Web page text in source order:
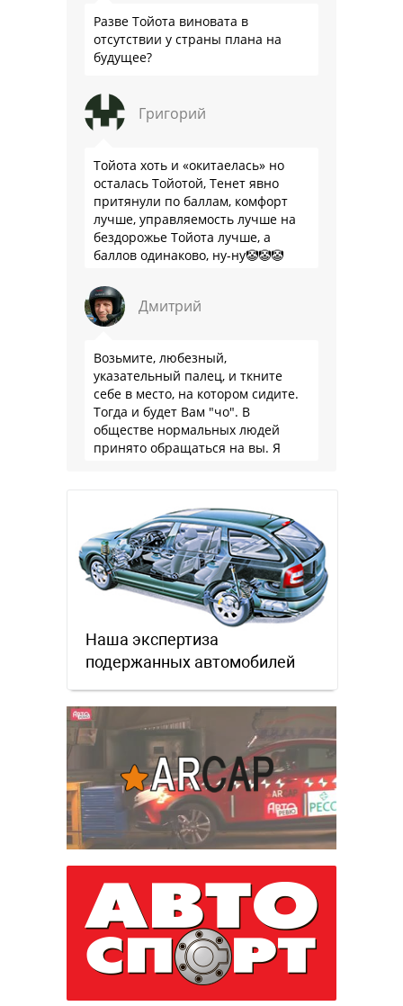
Разве Тойота виновата в
отсутствии у страны плана на
будущее?
Григорий
Тойота хоть и «окитаелась» но
осталась Тойотой, Тенет явно
притянули по баллам, комфорт
лучше, управляемость лучше на
бездорожье Тойота лучше, а
баллов одинаково, ну-ну🤡🤡🤡
Дмитрий
Возьмите, любезный,
указательный палец, и ткните
себе в место, на котором сидите.
Тогда и будет Вам "чо". В
обществе нормальных людей
принято обращаться на вы. Я
Наша экспертиза
подержанных автомобилей